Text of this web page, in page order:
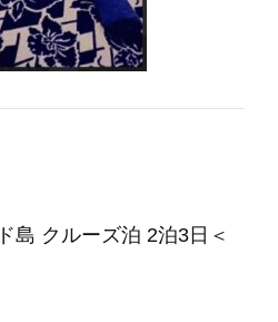
島 クルーズ泊 2泊3日＜